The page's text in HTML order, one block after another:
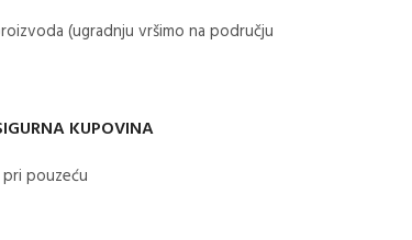
(ugradnju vršimo na području
KUPOVINA
pri pouzeću